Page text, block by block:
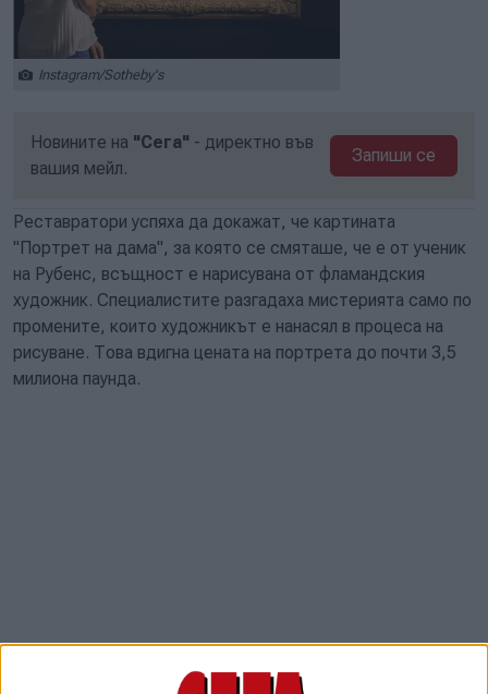
Instagram/Sotheby's
Новините на "Сега" - директно във
вашия мейл.
Запиши се
Реставратори успяха да докажат, че картината
"Портрет на дама", за която се смяташе, че е от ученик
на Рубенс, всъщност е нарисувана от фламандския
художник. Специалистите разгадаха мистерията само по
промените, които художникът е нанасял в процеса на
рисуване. Това вдигна цената на портрета до почти 3,5
милиона паунда.